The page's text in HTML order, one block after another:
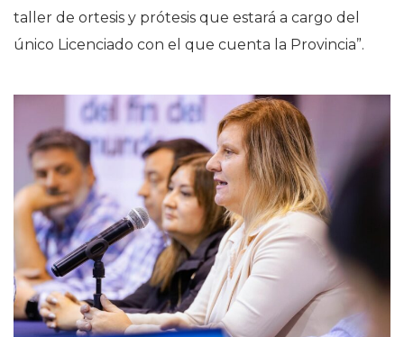
taller de ortesis y prótesis que estará a cargo del
único Licenciado con el que cuenta la Provincia”.